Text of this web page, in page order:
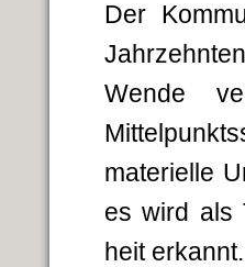
Der
Wende
materielle
es wird als
heit erkannt.